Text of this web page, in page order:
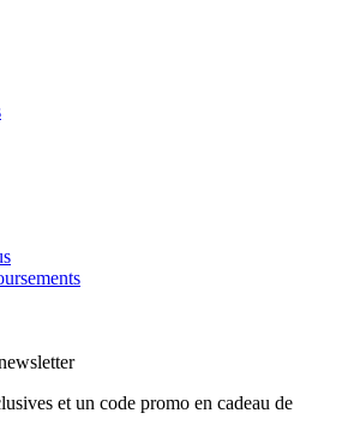
et un code promo en cadeau de